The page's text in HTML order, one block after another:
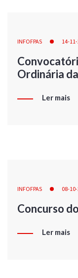
INFOFPAS 14-
Ordinária
Ler mais
INFOFPAS 08-
Concurso
Ler mais